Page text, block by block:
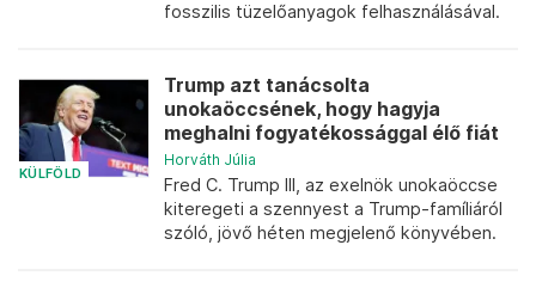
fosszilis tüzelőanyagok felhasználásával.
KÜLFÖLD
Trump azt tanácsolta
unokaöccsének, hogy hagyja
meghalni fogyatékossággal élő fiát
Horváth Júlia
Fred C. Trump III, az exelnök unokaöccse
kiteregeti a szennyest a Trump-famíliáról
szóló, jövő héten megjelenő könyvében.